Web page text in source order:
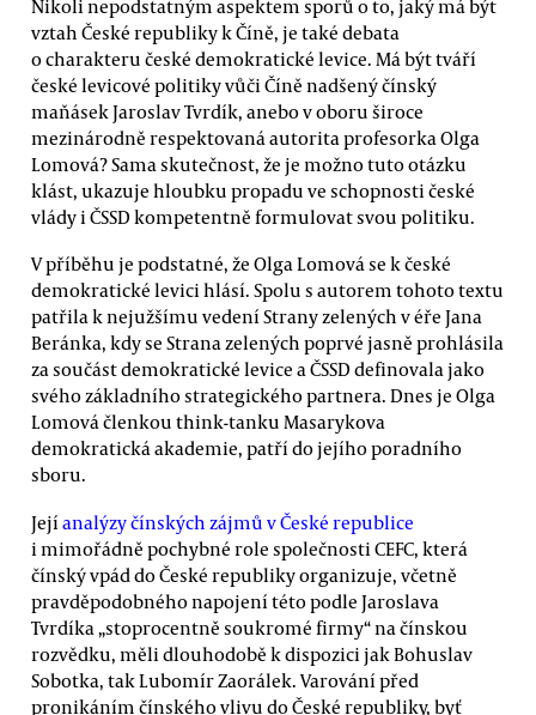
Nikoli nepodstatným aspektem sporů o to, jaký má být
vztah České republiky k Číně, je také debata
o charakteru české demokratické levice. Má být tváří
české levicové politiky vůči Číně nadšený čínský
maňásek Jaroslav Tvrdík, anebo v oboru široce
mezinárodně respektovaná autorita profesorka Olga
Lomová? Sama skutečnost, že je možno tuto otázku
klást, ukazuje hloubku propadu ve schopnosti české
vlády i ČSSD kompetentně formulovat svou politiku.
V příběhu je podstatné, že Olga Lomová se k české
demokratické levici hlásí. Spolu s autorem tohoto textu
patřila k nejužšímu vedení Strany zelených v éře Jana
Beránka, kdy se Strana zelených poprvé jasně prohlásila
za součást demokratické levice a ČSSD definovala jako
svého základního strategického partnera. Dnes je Olga
Lomová členkou think-tanku Masarykova
demokratická akademie, patří do jejího poradního
sboru.
Její analýzy čínských zájmů v České republice
i mimořádně pochybné role společnosti CEFC, která
čínský vpád do České republiky organizuje, včetně
pravděpodobného napojení této podle Jaroslava
Tvrdíka „stoprocentně soukromé firmy“ na čínskou
rozvědku, měli dlouhodobě k dispozici jak Bohuslav
Sobotka, tak Lubomír Zaorálek. Varování před
pronikáním čínského vlivu do České republiky, byť